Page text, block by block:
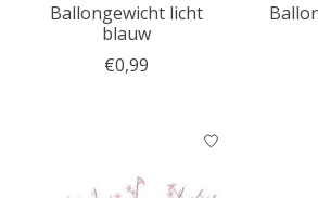
Ballongewicht licht
blauw
€0,99